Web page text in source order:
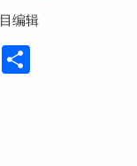
编辑
分